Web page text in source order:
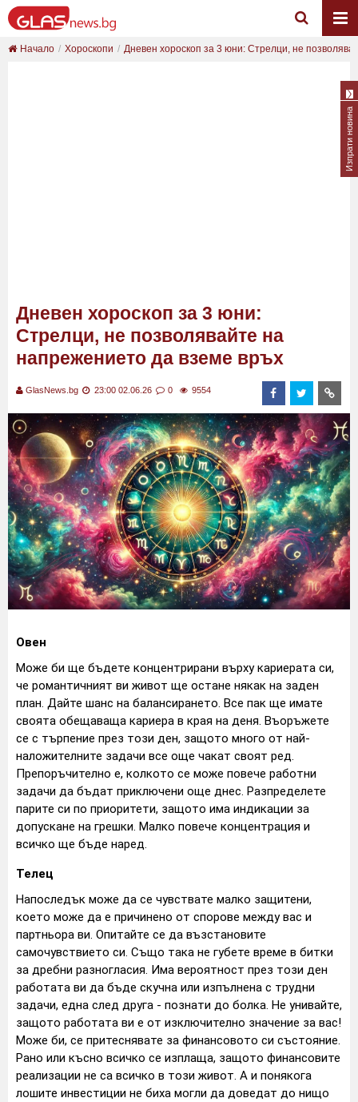
Начало Хороскопи Дневен хороскоп за 3 юни: Стрелци, не
Дневен хороскоп за 3 юни:
Стрелци, не позволявайте на
напрежението да вземе връх
GlasNews.bg 23:00 02.06.26 0 9554
Овен
Може би ще бъдете концентрирани върху кариерата си,
че романтичният ви живот ще остане някак на заден
план. Дайте шанс на балансирането. Все пак ще имате
своята обещаваща кариера в края на деня. Въоръжете
се с търпение през този ден, защото много от най-
наложителните задачи все още чакат своят ред.
Препоръчително е, колкото се може повече работни
задачи да бъдат приключени още днес. Разпределете
парите си по приоритети, защото има индикации за
допускане на грешки. Малко повече концентрация и
всичко ще бъде наред.
Телец
Напоследък може да се чувствате малко защитени,
което може да е причинено от спорове между вас и
партньора ви. Опитайте се да възстановите
самочувствието си. Също така не губете време в битки
за дребни разногласия. Има вероятност през този ден
работата ви да бъде скучна или изпълнена с трудни
задачи, една след друга - познати до болка. Не унивайте,
защото работата ви е от изключително значение за вас!
Може би, се притеснявате за финансовото си състояние.
Рано или късно всичко се изплаща, защото финансовите
реализации не са всичко в този живот. А и понякога
лошите инвестиции не биха могли да доведат до нищо
Изпрати новина